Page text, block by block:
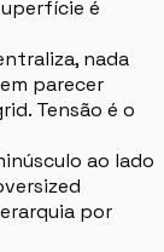
é
nada
parecer
Tensão é o
ao lado
por